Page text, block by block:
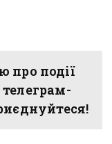
про події